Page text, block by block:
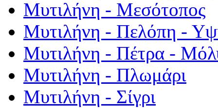
Μυτιλήνη - Μεσότοπος
Μυτιλήνη - Πελόπη -
Μυτιλήνη - Πέτρα -
Μυτιλήνη - Πλωμάρι
Μυτιλήνη - Σίγρι